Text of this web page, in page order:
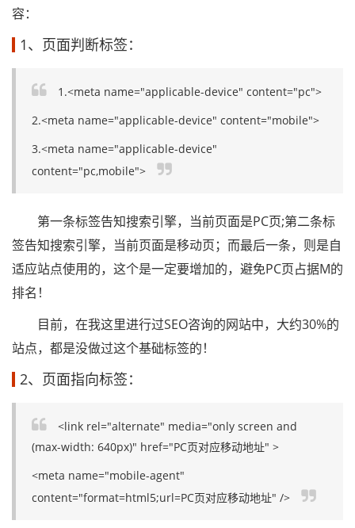
容：
1、页面判断标签：
1.<meta name="applicable-device" content="pc">
2.<meta name="applicable-device" content="mobile">
3.<meta name="applicable-device"
content="pc,mobile">
第一条标签告知搜索引擎，当前页面是PC页;第二条标
签告知搜索引擎，当前页面是移动页；而最后一条，则是自
适应站点使用的，这个是一定要增加的，避免PC页占据M的
排名！
目前，在我这里进行过SEO咨询的网站中，大约30%的
站点，都是没做过这个基础标签的！
2、页面指向标签：
<link rel="alternate" media="only screen and
(max-width: 640px)" href="PC页对应移动地址" >
<meta name="mobile-agent"
content="format=html5;url=PC页对应移动地址" />